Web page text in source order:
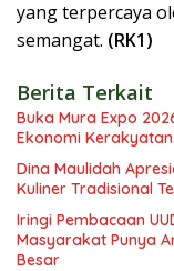
yang terpercaya
semangat. (RK1)
Berita Terkait
Buka Mura Expo
Ekonomi Kerakyatan
Dina Maulidah
Kuliner Tradisional
Iringi Pembacaan
Masyarakat Punya Andil Wujudkan Pembangunan
Besar